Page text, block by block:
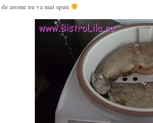
arome nu va mai spun